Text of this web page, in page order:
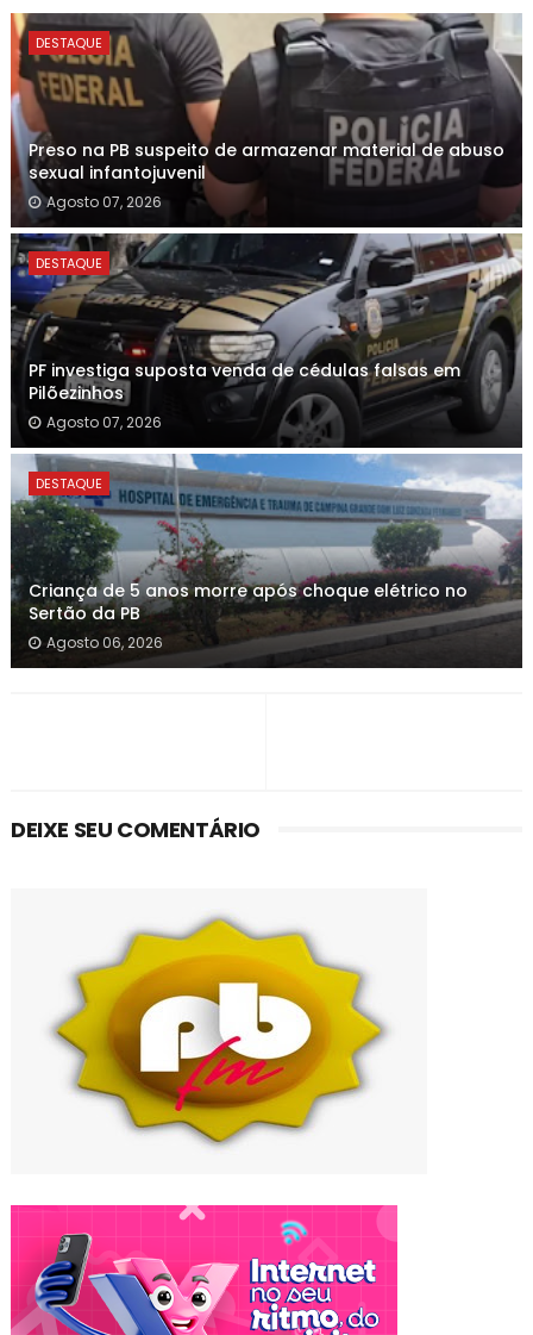
DESTAQUE
Preso na PB suspeito de armazenar material de abuso
sexual infantojuvenil
Agosto 07, 2026
DESTAQUE
PF investiga suposta venda de cédulas falsas em
Pilõezinhos
Agosto 07, 2026
DESTAQUE
Criança de 5 anos morre após choque elétrico no
Sertão da PB
Agosto 06, 2026
DEIXE SEU COMENTÁRIO